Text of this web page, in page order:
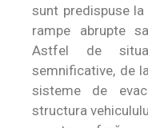
sunt predispuse
rampe abrupte
Astfel de
semnificative, de
sisteme de
structura